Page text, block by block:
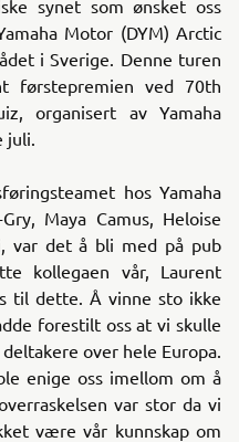
synet som ønsket oss
Motor (DYM) Arctic
i Sverige. Denne turen
førstepremien ved 70th
organisert av Yamaha
juli.
hos Yamaha
Maya Camus, Heloise
var det å bli med på pub
kollegaen vår, Laurent
til dette. Å vinne sto ikke
forestilt oss at vi skulle
over hele Europa.
enige oss imellom om å
var stor da vi
være vår kunnskap om